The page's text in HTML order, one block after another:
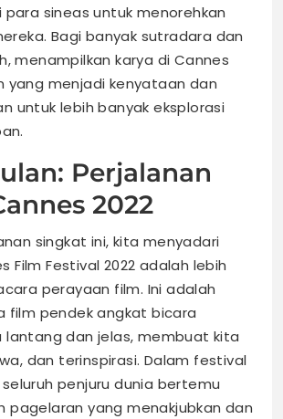
sineas untuk menorehkan
Bagi banyak sutradara dan
menampilkan karya di Cannes
yang menjadi kenyataan dan
untuk lebih banyak eksplorasi
Perjalanan
2022
singkat ini, kita menyadari
Film Festival 2022 adalah lebih
perayaan film. Ini adalah
film pendek angkat bicara
lantang dan jelas, membuat kita
dan terinspirasi. Dalam festival
penjuru dunia bertemu
pagelaran yang menakjubkan dan